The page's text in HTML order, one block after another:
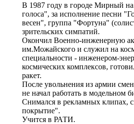
В 1987 году в городе Мирный
голоса", за исполнение песни
весен", группа "Фортуна"
зрительских симпатий.
Окончил Военно-инженерную
им.Можайского и служил на
специальности - инженером-
космических комплексов,
ракет.
После увольнения из армии
не начал работать в модельном
Снимался в рекламных клипах,
покрытие".
Учится в РАТИ.